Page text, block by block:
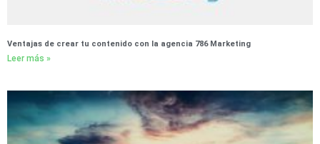
Ventajas de crear tu contenido con la agencia 786 Marketing
Leer más »